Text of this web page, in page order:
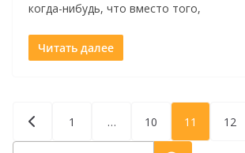
когда-нибудь, что вместо того,
Читать далее
Пагинация
1 … 10 11 12